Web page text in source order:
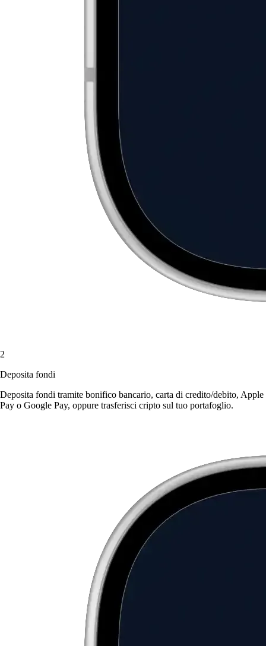
2
Deposita fondi
Deposita fondi tramite bonifico bancario, carta di credito/debito, Apple
Pay o Google Pay, oppure trasferisci cripto sul tuo portafoglio.